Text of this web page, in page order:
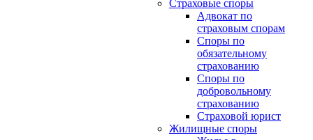
Страховые споры
Адвокат по
страховым спорам
Споры по
обязательному
страхованию
Споры по
добровольному
страхованию
Страховой юрист
Жилищные споры